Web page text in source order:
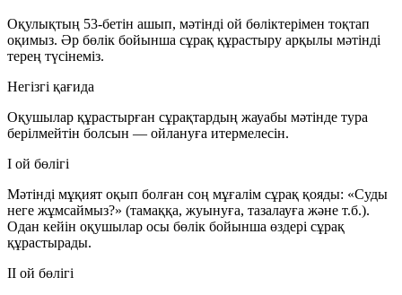
Оқулықтың 53-бетін ашып, мәтінді ой бөліктерімен тоқтап
оқимыз. Әр бөлік бойынша сұрақ құрастыру арқылы мәтінді
терең түсінеміз.
Негізгі қағида
Оқушылар құрастырған сұрақтардың жауабы мәтінде тура
берілмейтін болсын — ойлануға итермелесін.
I ой бөлігі
Мәтінді мұқият оқып болған соң мұғалім сұрақ қояды: «Суды
неге жұмсаймыз?» (тамаққа, жуынуға, тазалауға және т.б.).
Одан кейін оқушылар осы бөлік бойынша өздері сұрақ
құрастырады.
II ой бөлігі